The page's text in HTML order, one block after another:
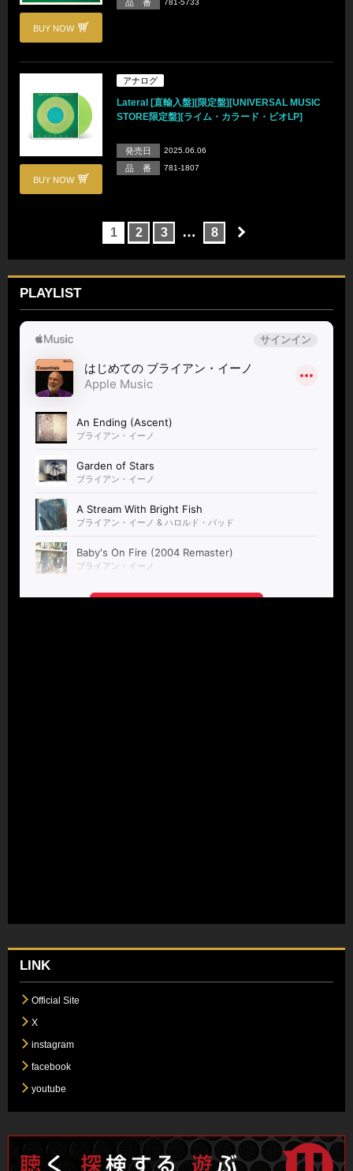
BUY NOW
品 番 781-5733
BUY NOW
アナログ
Lateral [直輸入盤][限定盤][UNIVERSAL MUSIC
STORE限定盤][ライム・カラード・ビオLP]
発売日 2025.06.06
品 番 781-1807
1 2 3 … 8
PLAYLIST
LINK
Official Site
X
instagram
facebook
youtube